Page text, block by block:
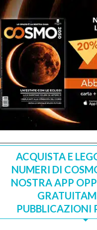
ACQUISTA E
NUMERI DI
NOSTRA APP
PUBBLICAZIONI